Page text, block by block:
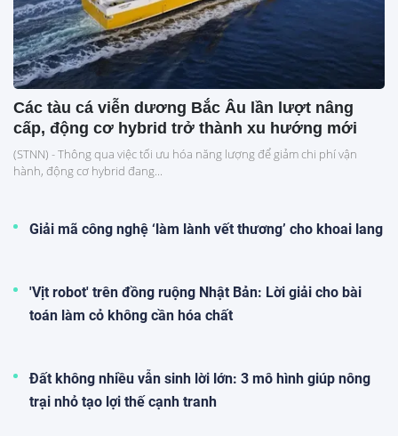
Các tàu cá viễn dương Bắc Âu lần lượt nâng
cấp, động cơ hybrid trở thành xu hướng mới
(STNN) - Thông qua việc tối ưu hóa năng lượng để giảm chi phí vận
hành, động cơ hybrid đang...
Giải mã công nghệ ‘làm lành vết thương’ cho khoai lang
'Vịt robot' trên đồng ruộng Nhật Bản: Lời giải cho bài
toán làm cỏ không cần hóa chất
Đất không nhiều vẫn sinh lời lớn: 3 mô hình giúp nông
trại nhỏ tạo lợi thế cạnh tranh